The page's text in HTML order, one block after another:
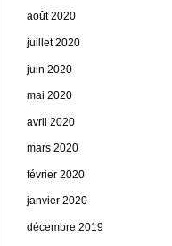
août 2020
juillet 2020
juin 2020
mai 2020
avril 2020
mars 2020
février 2020
janvier 2020
décembre 2019